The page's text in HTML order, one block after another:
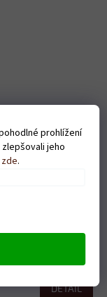
prohlížení
jeho
zde.
DETAIL